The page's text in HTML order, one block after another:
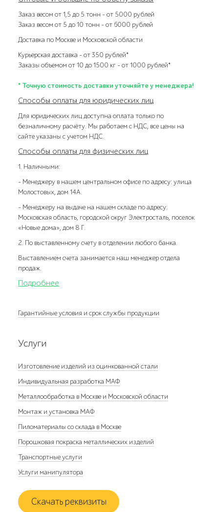
Заказ весом от 1,5 до 5 тонн – от 5000 рублей
Заказ весом от 5 до 10 тонн – от 6000 рублей
Доставка по Москве и Московской области
Курьерская доставка – от 350 рублей*
Заказы объемом от 10 до 1500 кг – от 1000 рублей*
* Точную стоимость доставки уточняйте у менеджера!
Способы оплаты для юридических лиц
Для юридических лиц доступна оплата только по
безналичному расчёту. Мы работаем с НДС, все цены на
сайте указаны с учетом НДС.
Способы оплаты для физических лиц
1. Наличными:
- Менеджеру в нашем центральном офисе по адресу: улица
Молостовых, дом 14А.
- Менеджеру на выдаче на нашем складе по адресу:
Московская область, городской округ Электросталь, поселок
«Новые дома», дом 8 Г.
2. По выставленному счету в отделении любого банка.
Выставлением счета занимается наш менеджер отдела
продаж.
Подробнее
Гарантийные условия и срок службы продукции
Услуги
Изготовление изделий из оцинкованной стали
Индивидуальная разработка МАФ
Металлообработка в Москве и Московской области
Монтаж и установка МАФ
Пиломатериалы со склада в Москве
Порошковая покраска металлических изделий
Транспортные услуги
Услуги манипулятора
Скачать реквизиты